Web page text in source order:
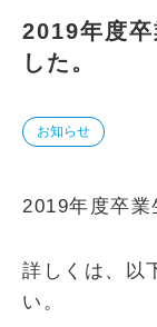
2019年度卒
した。
お知らせ
2019年度卒業
詳しくは、以
い。